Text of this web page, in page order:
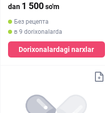
dan 1 500so'm
Без рецепта
в 9 dorixonalarda
Dorixonalardagi narxlar